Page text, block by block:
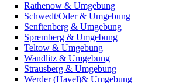
Rathenow & Umgebung
Schwedt/Oder & Umgebung
Senftenberg & Umgebung
Spremberg & Umgebung
Teltow & Umgebung
Wandlitz & Umgebung
Strausberg & Umgebung
Werder (Havel)& Umgebung